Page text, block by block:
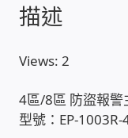
電腦維修銷售
描述
Views: 2
4區/8區 防盜報警
型號：EP-1003R-